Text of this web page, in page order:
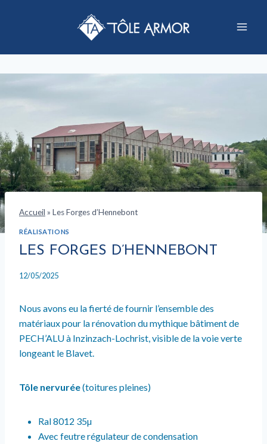
Accueil » Les Forges d’Hennebont
RÉALISATIONS
LES FORGES D’HENNEBONT
12/05/2025
Nous avons eu la fierté de fournir l’ensemble des
matériaux pour la rénovation du mythique bâtiment de
PECH’ALU à Inzinzach-Lochrist, visible de la voie verte
longeant le Blavet.
Tôle nervurée(toitures pleines)
Ral 8012 35µ
Avec feutre régulateur de condensation